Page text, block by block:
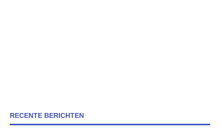
RECENTE BERICHTEN